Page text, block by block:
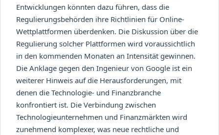
Entwicklungen könnten dazu führen, dass die
Regulierungsbehörden ihre Richtlinien für Online-
Wettplattformen überdenken. Die Diskussion über die
Regulierung solcher Plattformen wird voraussichtlich
in den kommenden Monaten an Intensität gewinnen.
Die Anklage gegen den Ingenieur von Google ist ein
weiterer Hinweis auf die Herausforderungen, mit
denen die Technologie- und Finanzbranche
konfrontiert ist. Die Verbindung zwischen
Technologieunternehmen und Finanzmärkten wird
zunehmend komplexer, was neue rechtliche und